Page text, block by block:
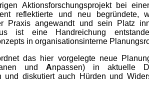
Aktionsforschungsprojekt bei
reflektierte und neu
Praxis angewandt und sein Platz
ist eine Handreichung
in organisationsinterne
das hier vorgelegte neue
undAnpassen) in aktuelle
und diskutiert auch Hürden und